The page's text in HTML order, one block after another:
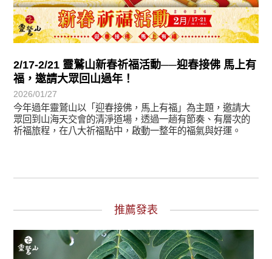
2/17-2/21 靈鷲山新春祈福活動──迎春接佛 馬上有
福，邀請大眾回山過年！
2026/01/27
今年過年靈鷲山以「迎春接佛，馬上有福」為主題，邀請大
眾回到山海天交會的清淨道場，透過一趟有節奏、有層次的
祈福旅程，在八大祈福點中，啟動一整年的福氣與好運。
推薦發表